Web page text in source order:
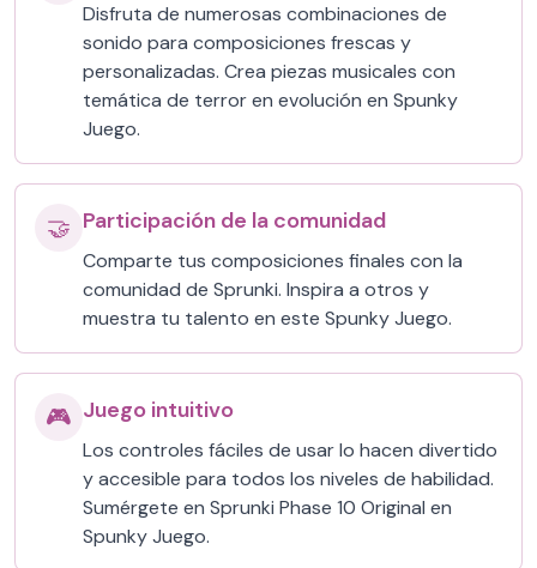
Disfruta de numerosas combinaciones de
sonido para composiciones frescas y
personalizadas. Crea piezas musicales con
temática de terror en evolución en Spunky
Juego.
🤝 Participación de la comunidad
Comparte tus composiciones finales con la
comunidad de Sprunki. Inspira a otros y
muestra tu talento en este Spunky Juego.
🎮 Juego intuitivo
Los controles fáciles de usar lo hacen divertido
y accesible para todos los niveles de habilidad.
Sumérgete en Sprunki Phase 10 Original en
Spunky Juego.